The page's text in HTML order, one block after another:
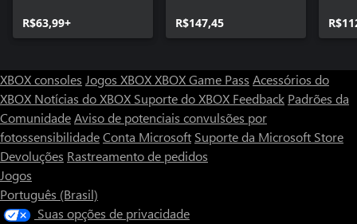
R$63,99+ R$147,45
XBOX consoles Jogos XBOXXBOX Game Pass Acessórios do
XBOX Notícias do XBOX Suporte do XBOX Feedback Padrões da
ComunidadeAviso de potenciais convulsões por
fotossensibilidadeConta Microsoft Suporte da Microsoft Store
Devoluções Rastreamento de pedidos
Jogos
Português (Brasil)
Suas opções de privacidade